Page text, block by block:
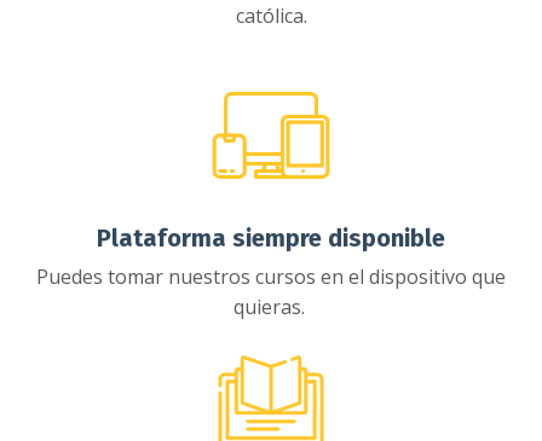
católica.
Plataforma siempre disponible
Puedes tomar nuestros cursos en el dispositivo que
quieras.